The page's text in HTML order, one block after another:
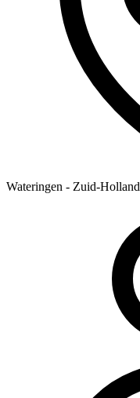
Wateringen - Zuid-Holland